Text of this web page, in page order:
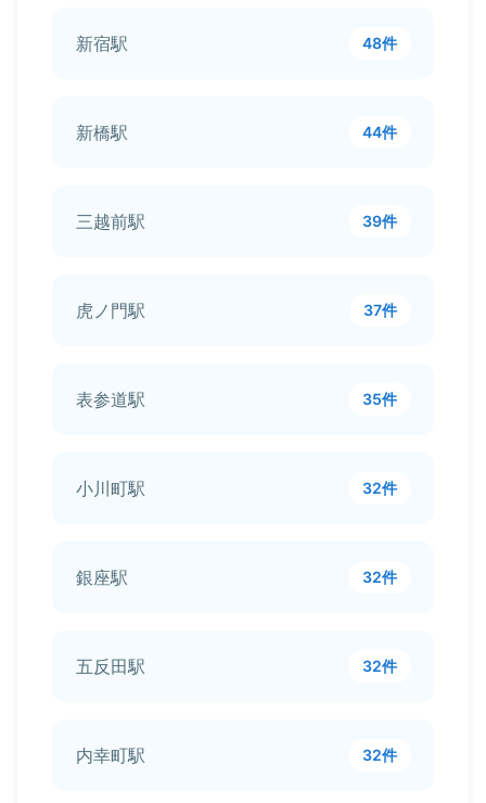
新宿駅 48件
新橋駅 44件
三越前駅 39件
虎ノ門駅 37件
表参道駅 35件
小川町駅 32件
銀座駅 32件
五反田駅 32件
内幸町駅 32件